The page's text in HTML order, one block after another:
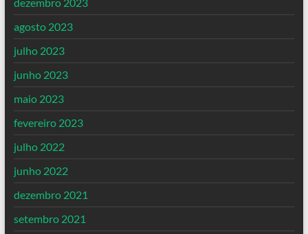
agosto 2023
julho 2023
junho 2023
maio 2023
fevereiro 2023
julho 2022
junho 2022
dezembro 2021
setembro 2021